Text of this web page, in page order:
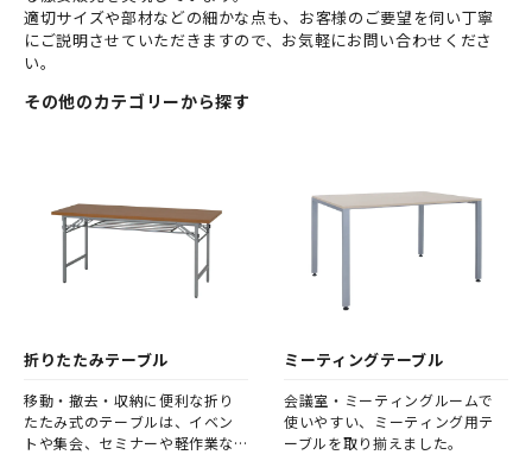
適切サイズや部材などの細かな点も、お客様のご要望を伺い丁寧
にご説明させていただきますので、お気軽にお問い合わせくださ
い。
その他のカテゴリーから探す
折りたたみテーブル
移動・撤去・収納に便利な折り
たたみ式のテーブルは、イベン
トや集会、セミナーや軽作業な
ミーティングテーブル
会議室・ミーティングルームで
使いやすい、ミーティング用テ
ーブルを取り揃えました。